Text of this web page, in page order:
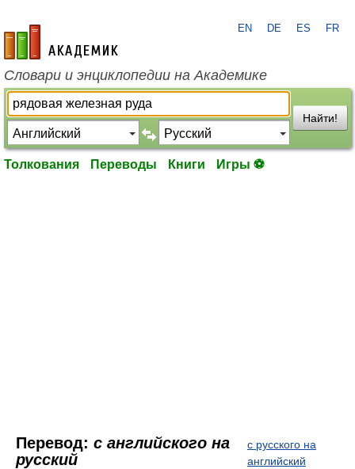
academic.ru
EN DE ES FR
Словари и энциклопедии на Академике
Найти!
Толкования Переводы Книги Игры ⚽
Перевод: с английского на
русский
с русского на
английский